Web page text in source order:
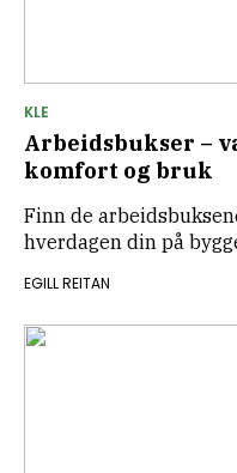
Arbeidsbukser –
komfort og bruk
Finn de
hverdagen din på
KLE
EGILL REITAN